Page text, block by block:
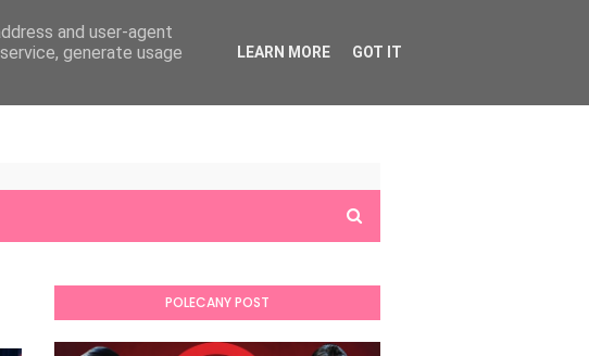
POLECANY POST
and user-agent
generate usage
LEARN MORE GOT IT